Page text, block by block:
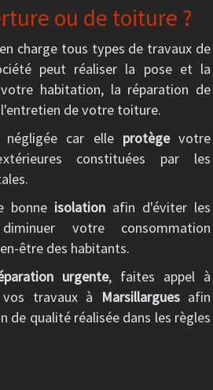
ou de toiture ?
charge tous types de travaux de
peut réaliser la pose et la
habitation, la réparation de
de votre toiture.
car elle protègevotre
constituées par les
bonne isolation afin d'éviter les
votre consommation
être des habitants.
urgente, faites appel à
vos travaux à
Marsillarguesafin
de qualité réalisée dans les règles